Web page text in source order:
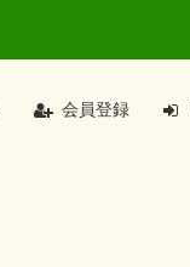
会員登録